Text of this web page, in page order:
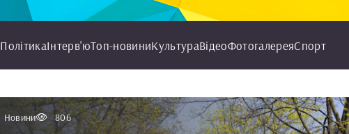
ПолітикаІнтерв'юТоп-новиниКультураВідеоФотогалереяСпорт
Новини 806